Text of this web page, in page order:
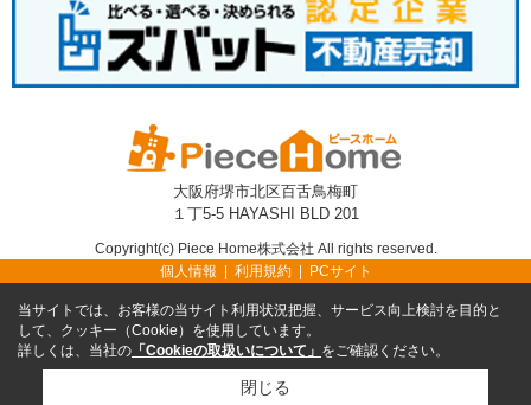
大阪府堺市北区百舌鳥梅町
１丁5-5 HAYASHI BLD 201
Copyright(c) Piece Home株式会社 All rights reserved.
個人情報
利用規約 PCサイト
当サイトでは、お客様の当サイト利用状況把握、サービス向上検討を目的と
して、クッキー（Cookie）を使用しています。
詳しくは、当社の 「Cookieの取扱いについて」 をご確認ください。
閉じる